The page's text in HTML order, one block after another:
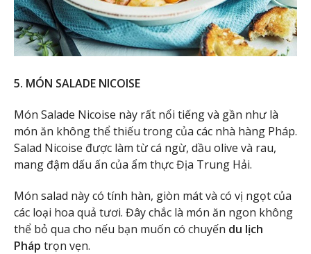
5. MÓN SALADE NICOISE
Món Salade Nicoise này rất nổi tiếng và gần như là
món ăn không thể thiếu trong của các nhà hàng Pháp.
Salad Nicoise được làm từ cá ngừ, dầu olive và rau,
mang đậm dấu ấn của ẩm thực Địa Trung Hải.
Món salad này có tính hàn, giòn mát và có vị ngọt của
các loại hoa quả tươi. Đây chắc là món ăn ngon không
thể bỏ qua cho nếu bạn muốn có chuyến du lịch
Pháp trọn vẹn.